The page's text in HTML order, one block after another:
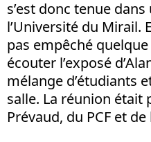
s’est donc tenue
l’Université du Mirail.
pas empêché
écouter l’exposé
mélange d’étudiants
salle. La réunion était
Prévaud, du PCF et de